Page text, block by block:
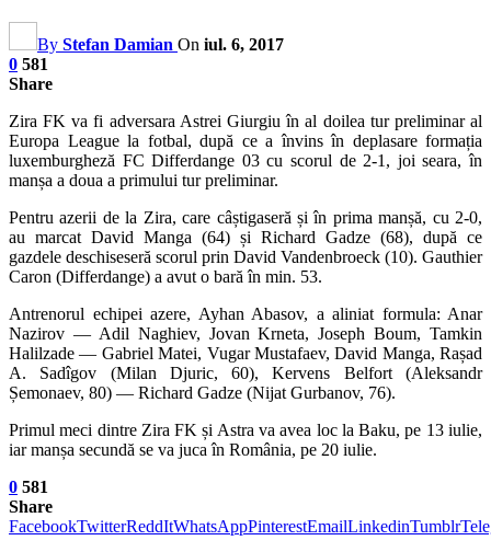
By Stefan Damian On iul. 6, 2017
0 581
Share
Zira FK va fi adversara Astrei Giurgiu în al doilea tur preliminar al
Europa League la fotbal, după ce a învins în deplasare formația
luxemburgheză FC Differdange 03 cu scorul de 2-1, joi seara, în
manșa a doua a primului tur preliminar.
Pentru azerii de la Zira, care câștigaseră și în prima manșă, cu 2-0,
au marcat David Manga (64) și Richard Gadze (68), după ce
gazdele deschiseseră scorul prin David Vandenbroeck (10). Gauthier
Caron (Differdange) a avut o bară în min. 53.
Antrenorul echipei azere, Ayhan Abasov, a aliniat formula: Anar
Nazirov — Adil Naghiev, Jovan Krneta, Joseph Boum, Tamkin
Halilzade — Gabriel Matei, Vugar Mustafaev, David Manga, Rașad
A. Sadîgov (Milan Djuric, 60), Kervens Belfort (Aleksandr
Șemonaev, 80) — Richard Gadze (Nijat Gurbanov, 76).
Primul meci dintre Zira FK și Astra va avea loc la Baku, pe 13 iulie,
iar manșa secundă se va juca în România, pe 20 iulie.
0 581
Share
FacebookTwitterReddItWhatsAppPinterestEmailLinkedinTumblr